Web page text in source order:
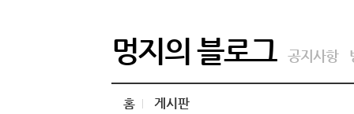
멍지의 블로그 공지사항
홈 게시판